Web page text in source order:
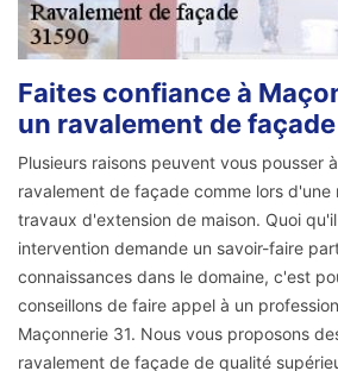
Faites confiance à
un ravalement de
Plusieurs raisons peuvent vous pousser
ravalement de façade comme lors d'une
travaux d'extension de maison. Quoi
intervention demande un savoir-faire
connaissances dans le domaine, c'est
conseillons de faire appel à un
Maçonnerie 31. Nous vous proposons
ravalement de façade de qualité